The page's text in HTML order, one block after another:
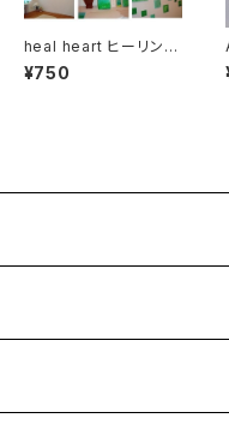
heal heart ヒーリング
の絵本
¥750
い